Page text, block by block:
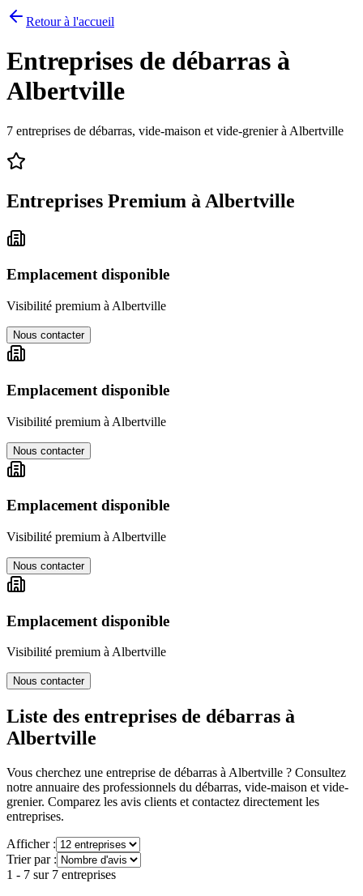
Retour à l'accueil
Entreprises de débarras à
Albertville
7 entreprises de débarras, vide-maison et vide-grenier à Albertville
Entreprises Premium à Albertville
Emplacement disponible
Visibilité premium à Albertville
Nous contacter
Emplacement disponible
Visibilité premium à Albertville
Nous contacter
Emplacement disponible
Visibilité premium à Albertville
Nous contacter
Emplacement disponible
Visibilité premium àAlbertville
Nous contacter
Liste des entreprises de débarras à
Albertville
Vous cherchez une entreprise de débarras à Albertville ? Consultez
notre annuaire des professionnels du débarras, vide-maison et vide-
grenier. Comparez les avis clients et contactez directement les
entreprises.
Afficher :
Trier par :
1 - 7 sur 7 entreprises